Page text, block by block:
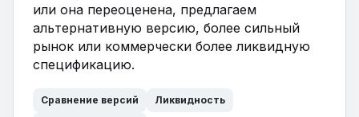
или она переоценена, предлагаем
альтернативную версию, более сильный
рынок или коммерчески более ликвидную
спецификацию.
Сравнение версий
Ликвидность